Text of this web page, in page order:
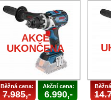
AKCE
UKONČENA
Běžná cena:
7.985,-
Akční cena:
6.990,-